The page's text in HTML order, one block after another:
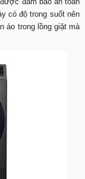
có độ trong suốt nên
áo trong lồng giặt mà